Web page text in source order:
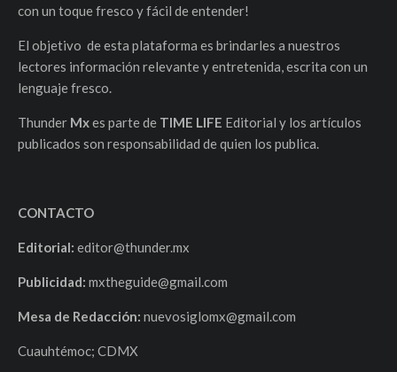
con un toque fresco y fácil de entender!
El objetivo de esta plataforma es brindarles a nuestros
lectores información relevante y entretenida, escrita con un
lenguaje fresco.
Thunder Mxes parte de TIME LIFE Editorial y los artículos
publicados son responsabilidad de quien los publica.
CONTACTO
Editorial: editor@thunder.mx
Publicidad: mxtheguide@gmail.com
Mesa de Redacción: nuevosiglomx@gmail.com
Cuauhtémoc; CDMX